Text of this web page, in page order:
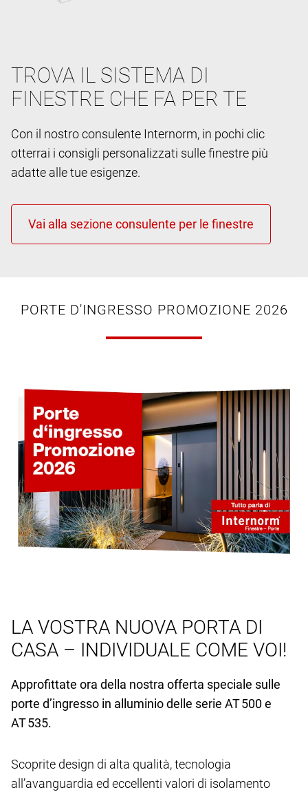
TROVA IL SISTEMA DI
FINESTRE CHE FA PER TE
Con il nostro consulente Internorm, in pochi clic
otterrai i consigli personalizzati sulle finestre più
adatte alle tue esigenze.
PORTE D'INGRESSO PROMOZIONE 2026
LA VOSTRA NUOVA PORTA DI
CASA – INDIVIDUALE COME VOI!
Approfittate ora della nostra offerta speciale sulle
porte d’ingresso in alluminio delle serie AT 500 e
AT 535.
Scoprite design di alta qualità, tecnologia
all’avanguardia ed eccellenti valori di isolamento